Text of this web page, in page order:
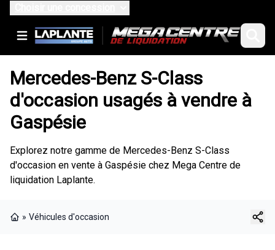
Mercedes-Benz S-Class
d'occasion usagés à vendre à
Gaspésie
Explorez notre gamme de Mercedes-Benz S-Class
d'occasion en vente à Gaspésie chez Mega Centre de
liquidation Laplante.
» Véhicules d'occasion